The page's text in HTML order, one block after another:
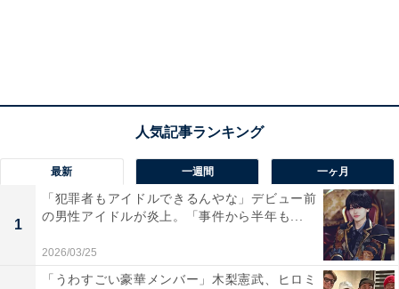
最新 一週間 一ヶ月
1
「犯罪者もアイドルできるんやな」デビュー前
の男性アイドルが炎上。「事件から半年も...
2026/03/25
「うわすごい豪華メンバー」木梨憲武、ヒロミ